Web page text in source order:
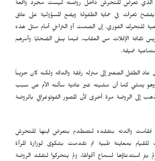
الذي تعرض للتحرش داخل روضته ليست مجرد واقعة
ثغرات في حماية الطفولة ويضع المسؤولية على عاتق
للتحرك الفوري. إن الصمت أو التراخي أمام مثل هذه
ثقافة الإفلات من العقاب، فيما يبقى الضحايا وأسَرهم
عميقة.
الطفل الصغير إلى منزله رفقة والداته ولكنه كان حزيناً
وهو يمشي كما أن مشيته غير عادية سألته الأم عن سبب
إلى الروضة مرة أخرى لأن المصور الفوتوغرافي بالروضة
فقامت والدته بتفقده لتصطدم بتعرض ابنها للتحرش
للقيام بمعاينة طبية ثم تقدمت بشكوى لوزارة المرأة
يتم استدعاؤها لسماع أقوالها، ولم يتحركوا لتفقد الروضة